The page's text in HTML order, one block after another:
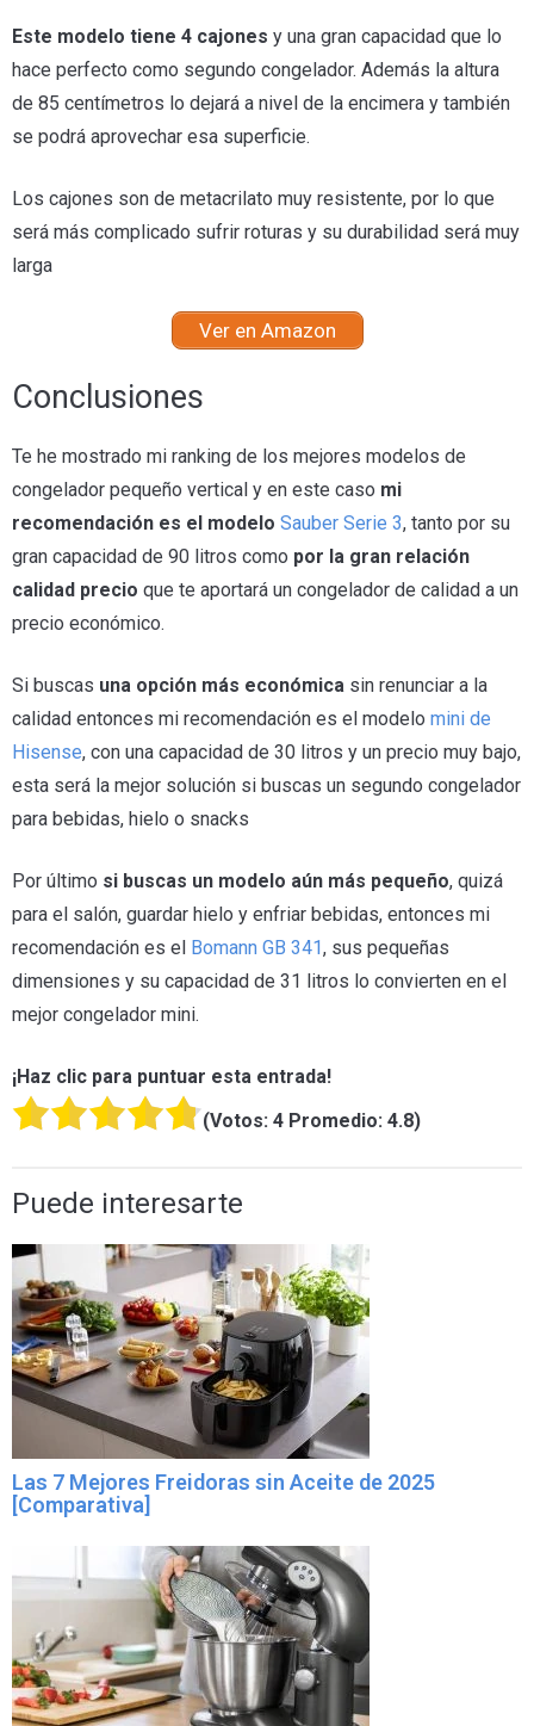
Este modelo tiene 4 cajones y una gran capacidad que lo
hace perfecto como segundo congelador. Además la altura
de 85 centímetros lo dejará a nivel de la encimera y también
se podrá aprovechar esa superficie.
Los cajones son de metacrilato muy resistente, por lo que
será más complicado sufrir roturas y su durabilidad será muy
larga
Ver en Amazon
Conclusiones
Te he mostrado mi ranking de los mejores modelos de
congelador pequeño vertical y en este caso mi
recomendación es el modelo Sauber Serie 3, tanto por su
gran capacidad de 90 litros como por la gran relación
calidad precio que te aportará un congelador de calidad a un
precio económico.
Si buscas una opción más económica sin renunciar a la
calidad entonces mi recomendación es el modelo mini de
Hisense, con una capacidad de 30 litros y un precio muy bajo,
esta será la mejor solución si buscas un segundo congelador
para bebidas, hielo o snacks
Por último si buscas un modelo aún más pequeño, quizá
para el salón, guardar hielo y enfriar bebidas, entonces mi
recomendación es el
Bomann GB 341, sus pequeñas
dimensiones y su capacidad de 31 litros lo convierten en el
mejor congelador mini.
¡Haz clic para puntuar esta entrada!
(Votos: 4 Promedio: 4.8)
Puede interesarte
Las 7 Mejores Freidoras sin Aceite de 2025
[Comparativa]